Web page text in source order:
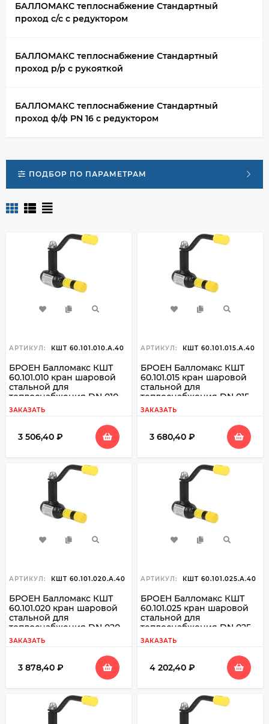
БАЛЛОМАКС теплоснабжение Стандартный
проход с/с с редуктором
БАЛЛОМАКС теплоснабжение Стандартный
проход р/р с рукояткой
БАЛЛОМАКС теплоснабжение Стандартный
проход ф/ф PN 16 с редуктором
ПОДБОР ПО ПАРАМЕТРАМ
АРТИКУЛ: КШТ 60.101.010.А.40
БРОЕН Балломакс КШТ
60.101.010 кран шаровой
стальной для
теплоснабжения DN 010
PN 40 резьба вн./свар
ЗАКАЗАТЬ
3 506,40 ₽
АРТИКУЛ: КШТ 60.101.015.А.40
БРОЕН Балломакс КШТ
60.101.015 кран шаровой
стальной для
теплоснабжения DN 015
PN 40 резьба вн./сварка, с
рукояткой
ЗАКАЗАТЬ
3 680,40 ₽
АРТИКУЛ: КШТ 60.101.020.А.40
БРОЕН Балломакс КШТ
60.101.020 кран шаровой
стальной для
теплоснабжения DN 020
PN 40 резьба вн./свар
ЗАКАЗАТЬ
3 878,40 ₽
АРТИКУЛ: КШТ 60.101.025.А.40
БРОЕН Балломакс КШТ
60.101.025 кран шаровой
стальной для
теплоснабжения DN 025
PN 40 резьба вн./свар
ЗАКАЗАТЬ
4 202,40 ₽